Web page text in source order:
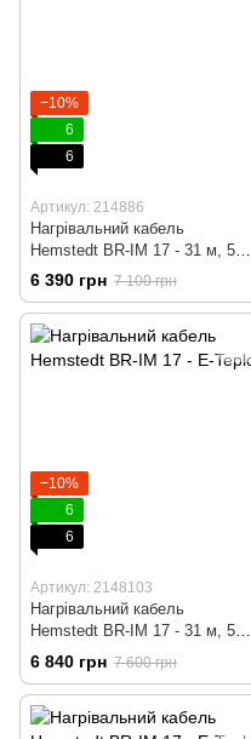
−10%
6
6
Артикул: 214886
Нагрівальний кабель
Hemstedt BR-IM 17 - 31 м, 500
вт + механічний
терморегулятор
6 390 грн 7 100 грн
−10%
6
6
Артикул: 2148103
Нагрівальний кабель
Hemstedt BR-IM 17 - 31 м, 500
вт + програмований
терморегулятор
6 840 грн 7 600 грн